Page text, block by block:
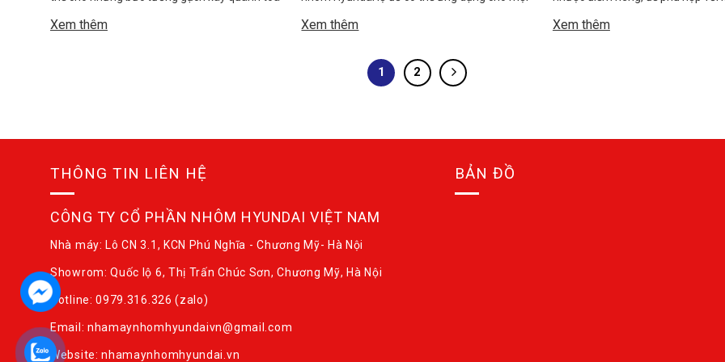
Xem thêm
của vách mặt dựng nhôm Hyundai nổi đố cho
Xem thêm Xem thêm
1 2
THÔNG TIN LIÊN HỆ
CÔNG TY CỔ PHẦN NHÔM HYUNDAI VIỆT NAM
Nhà máy: Lô CN 3.1, KCN Phú Nghĩa - Chương Mỹ- Hà Nội
Showrom: Quốc lộ 6, Thị Trấn Chúc Sơn, Chương Mỹ, Hà Nội
Hotline: 0979.316.326 (zalo)
Email: nhamaynhomhyundaivn@gmail.com
Website: nhamaynhomhyundai.vn
BẢN ĐỒ